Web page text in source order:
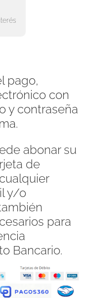
pago,
con
y contraseña
abonar su
de
y/o
para
Bancario.